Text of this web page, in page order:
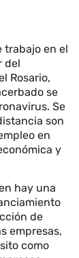
trabajo en el
del
Rosario,
se
Se
son
en
y
hay una
de
empresas,
como